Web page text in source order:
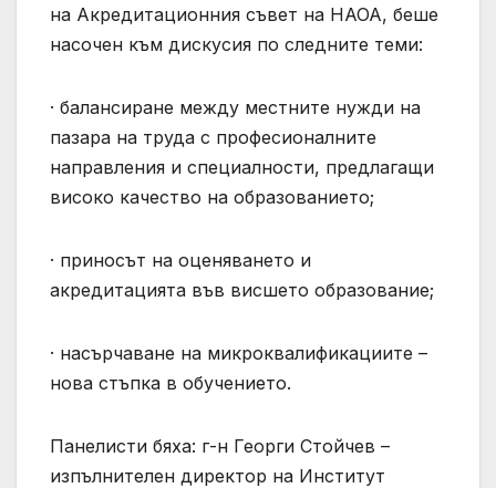
на Акредитационния съвет на НАОА, беше
насочен към дискусия по следните теми:
· балансиране между местните нужди на
пазара на труда с професионалните
направления и специалности, предлагащи
високо качество на образованието;
· приносът на оценяването и
акредитацията във висшето образование;
· насърчаване на микроквалификациите –
нова стъпка в обучението.
Панелисти бяха: г-н Георги Стойчев –
изпълнителен директор на Институт